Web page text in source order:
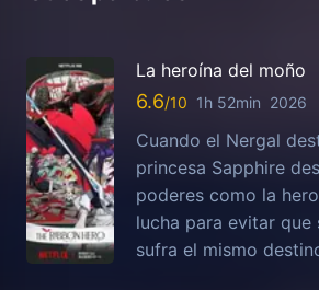
La heroína del moño
6.6 1h 52min 2026
Cuando el Nergal
princesa Sapphire
poderes como la
lucha para evitar que
sufra el mismo